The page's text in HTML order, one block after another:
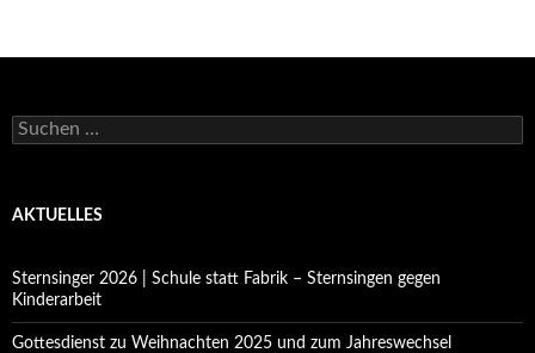
Suchen
nach:
AKTUELLES
Sternsinger 2026 | Schule statt Fabrik – Sternsingen gegen
Kinderarbeit
Gottesdienst zu Weihnachten 2025 und zum Jahreswechsel